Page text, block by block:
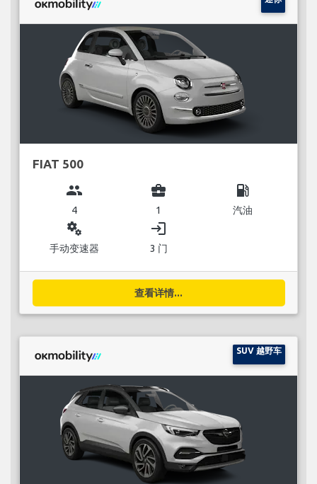
FIAT 500
group
4
business_center
1
local_gas_station
汽油
miscellaneous_services
手动变速器
login
3 门
查看详情...
SUV 越野车